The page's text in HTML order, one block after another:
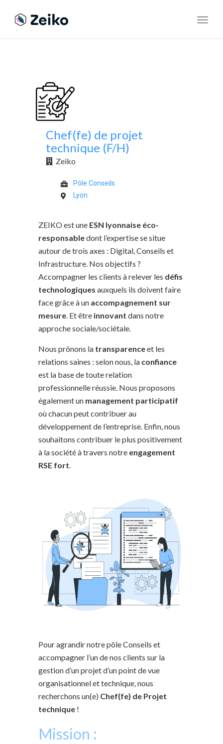
Chef(fe) de projet
technique (F/H)
Zeiko
Pôle Conseils
Lyon
ZEIKO est une ESN lyonnaise éco-
responsabledont l’expertise se situe
autour de trois axes : Digital, Conseils et
Infrastructure. Nos objectifs ?
Accompagner les clients à relever les défis
technologiques auxquels ils doivent faire
face grâce à un accompagnement sur
mesure. Et être innovant dans notre
approche sociale/sociétale.
Nous prônons la transparenceet les
relations saines : selon nous, la confiance
est la base de toute relation
professionnelle réussie. Nous proposons
également un management participatif
où chacun peut contribuer au
développement de l’entreprise. Enfin, nous
souhaitons contribuer le plus positivement
à la société à travers notre engagement
RSE fort.
Pour agrandir notre pôle Conseils et
accompagner l’un de nos clients sur la
gestion d’un projet d’un point de vue
organisationnel et technique, nous
recherchons un(e) Chef(fe) de Projet
technique !
Mission :